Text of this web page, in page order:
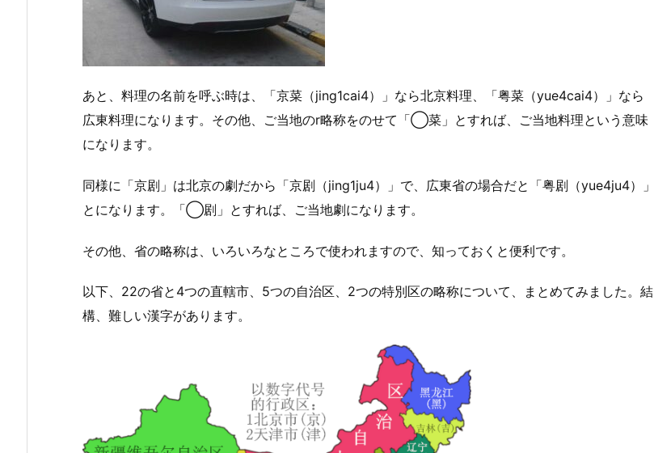
あと、料理の名前を呼ぶ時は、「京菜（jing1cai4）」なら北京料理、「粤菜（yue4cai4）」なら
広東料理になります。その他、ご当地のr略称をのせて「◯菜」とすれば、ご当地料理という意味
になります。
同様に「京剧」は北京の劇だから「京剧（jing1ju4）」で、広東省の場合だと「粤剧（yue4ju4）」
とになります。「◯剧」とすれば、ご当地劇になります。
その他、省の略称は、いろいろなところで使われますので、知っておくと便利です。
以下、22の省と4つの直轄市、5つの自治区、2つの特別区の略称について、まとめてみました。結
構、難しい漢字があります。